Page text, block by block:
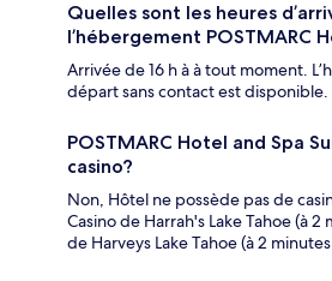
Quelles sont les heures
l’hébergement POSTMARC
Arrivée de 16 h à à tout moment.
départ sans contact est disponible.
POSTMARC Hotel and Spa
casino?
Non, Hôtel ne possède pas de
Casino de Harrah's Lake Tahoe (à
de Harveys Lake Tahoe (à 2